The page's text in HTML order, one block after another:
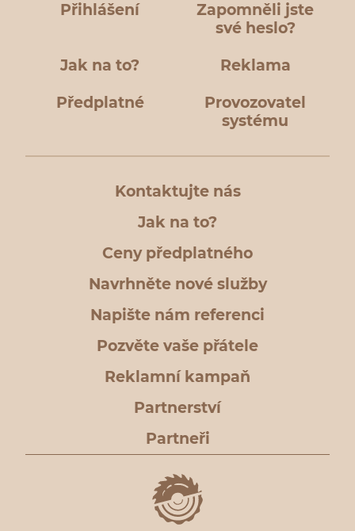
Přihlášení
Zapomněli jste
své heslo?
Jak na to? Reklama
Předplatné
Provozovatel
systému
Kontaktujte nás
Jak na to?
Ceny předplatného
Navrhněte nové služby
Napište nám referenci
Pozvěte vaše přátele
Reklamní kampaň
Partnerství
Partneři